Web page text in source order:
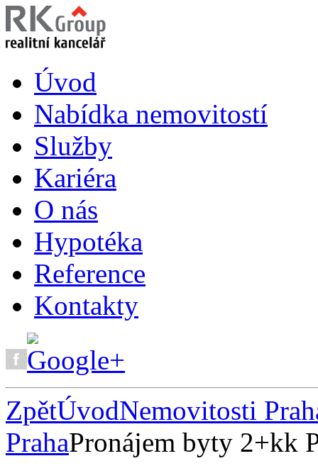
Úvod
Nabídka nemovitostí
Služby
Kariéra
O nás
Hypotéka
Reference
Kontakty
ZpětÚvodNemovitosti
PrahaPronájem byty 2+kk